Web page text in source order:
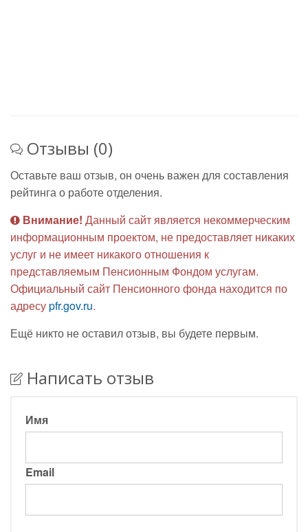
Отзывы (0)
Оставьте ваш отзыв, он очень важен для составления
рейтинга о работе отделения.
Внимание! Данный сайт является некоммерческим
информационным проектом, не предоставляет никаких
услуг и не имеет никакого отношения к
представляемым Пенсионным Фондом услугам.
Официальный сайт Пенсионного фонда находится по
адресуpfr.gov.ru.
Ещё никто не оставил отзыв, вы будете первым.
Написать отзыв
Имя
Email